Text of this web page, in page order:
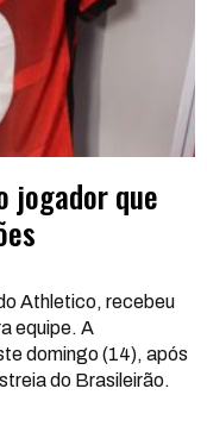
jogador que
Athletico, recebeu
equipe. A
domingo (14), após
do Brasileirão.